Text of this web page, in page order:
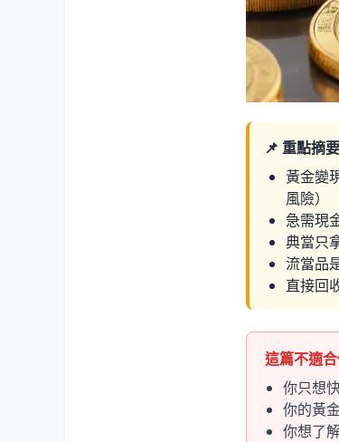
📌 重點摘
黃金變
風險）
急需現
典當只
流當品
直接回
這篇不適
你只想
你的黃
你想了